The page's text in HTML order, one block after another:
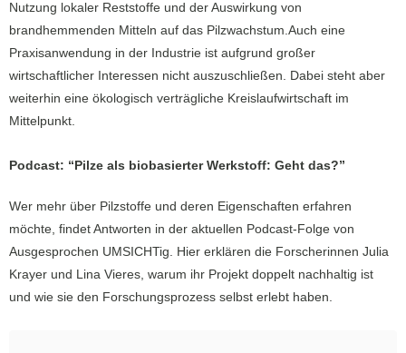
Nutzung lokaler Reststoffe und der Auswirkung von
brandhemmenden Mitteln auf das Pilzwachstum.Auch eine
Praxisanwendung in der Industrie ist aufgrund großer
wirtschaftlicher Interessen nicht auszuschließen. Dabei steht aber
weiterhin eine ökologisch verträgliche Kreislaufwirtschaft im
Mittelpunkt.
Podcast: “Pilze als biobasierter Werkstoff: Geht das?”
Wer mehr über Pilzstoffe und deren Eigenschaften erfahren
möchte, findet Antworten in der aktuellen Podcast-Folge von
Ausgesprochen UMSICHTig. Hier erklären die Forscherinnen Julia
Krayer und Lina Vieres, warum ihr Projekt doppelt nachhaltig ist
und wie sie den Forschungsprozess selbst erlebt haben.